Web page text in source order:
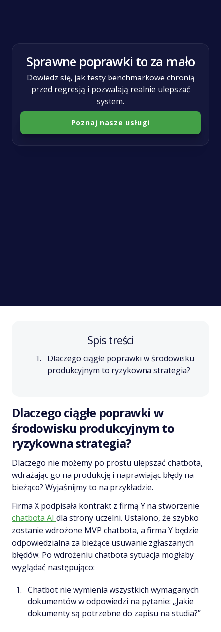
Sprawne poprawki to za mało
Dowiedz się, jak testy benchmarkowe chronią
przed regresją i pozwalają realnie ulepszać
system.
Poznaj nasze usługi
Spis treści
Dlaczego ciągłe poprawki w środowisku
produkcyjnym to ryzykowna strategia?
Dlaczego ciągłe poprawki w
środowisku produkcyjnym to
ryzykowna strategia?
Dlaczego nie możemy po prostu ulepszać chatbota,
wdrażając go na produkcję i naprawiając błędy na
bieżąco? Wyjaśnijmy to na przykładzie.
Firma X podpisała kontrakt z firmą Y na stworzenie
chatbota AI dla strony uczelni. Ustalono, że szybko
zostanie wdrożone MVP chatbota, a firma Y będzie
odpowiedzialna za bieżące usuwanie zgłaszanych
błędów. Po wdrożeniu chatbota sytuacja mogłaby
wyglądać następująco:
Chatbot nie wymienia wszystkich wymaganych
dokumentów w odpowiedzi na pytanie: „Jakie
dokumenty są potrzebne do zapisu na studia?”